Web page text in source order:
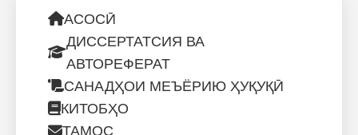
АСОСӢ
ДИССЕРТАТСИЯ ВА
АВТОРЕФЕРАТ
САНАДҲОИ МЕЪЁРИЮ ҲУҚУҚӢ
КИТОБҲО
ТАМОС